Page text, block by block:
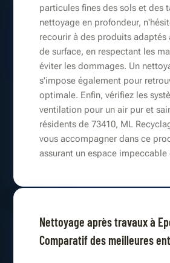
particules fines des sols et des
nettoyage en profondeur,
recourir à des produits adaptés
de surface, en respectant les
éviter les dommages. Un
s'impose également pour
optimale. Enfin, vérifiez les
ventilation pour un air pur et
résidents de 73410, ML
vous accompagner dans ce
assurant un espace impeccable
Nettoyage après travaux à
Comparatif des meilleures